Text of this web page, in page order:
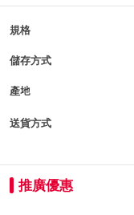
規格
儲存方式
產地
送貨方式
推廣優惠